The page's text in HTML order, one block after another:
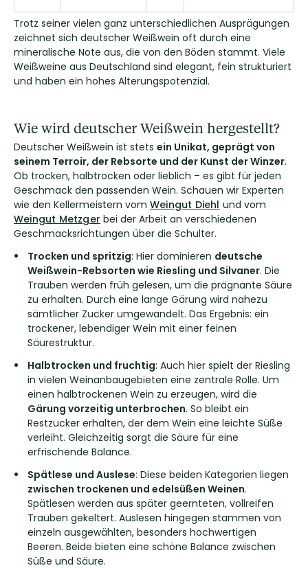
Trotz seiner vielen ganz unterschiedlichen Ausprägungen
zeichnet sich deutscher Weißwein oft durch eine
mineralische Note aus, die von den Böden stammt. Viele
Weißweine aus Deutschland sind elegant, fein strukturiert
und haben ein hohes Alterungspotenzial.
Wie wird deutscher Weißwein hergestellt?
Deutscher Weißwein ist stets ein Unikat, geprägt von
seinem Terroir, der Rebsorte und der Kunst der Winzer.
Ob trocken, halbtrocken oder lieblich – es gibt für jeden
Geschmack den passenden Wein. Schauen wir Experten
wie den Kellermeistern vom Weingut Diehl und vom
Weingut Metzger bei der Arbeit an verschiedenen
Geschmacksrichtungen über die Schulter.
Trocken und spritzig: Hier dominieren deutsche
Weißwein-Rebsorten wie Riesling und Silvaner. Die
Trauben werden früh gelesen, um die prägnante Säure
zu erhalten. Durch eine lange Gärung wird nahezu
sämtlicher Zucker umgewandelt. Das Ergebnis: ein
trockener, lebendiger Wein mit einer feinen
Säurestruktur.
Halbtrocken und fruchtig: Auch hier spielt der Riesling
in vielen Weinanbaugebieten eine zentrale Rolle. Um
einen halbtrockenen Wein zu erzeugen, wird die
Gärung vorzeitig unterbrochen. So bleibt ein
Restzucker erhalten, der dem Wein eine leichte Süße
verleiht. Gleichzeitig sorgt die Säure für eine
erfrischende Balance.
Spätlese und Auslese: Diese beiden Kategorien liegen
zwischen trockenen und edelsüßen Weinen.
Spätlesen werden aus später geernteten, vollreifen
Trauben gekeltert. Auslesen hingegen stammen von
einzeln ausgewählten, besonders hochwertigen
Beeren. Beide bieten eine schöne Balance zwischen
Süße und Säure.